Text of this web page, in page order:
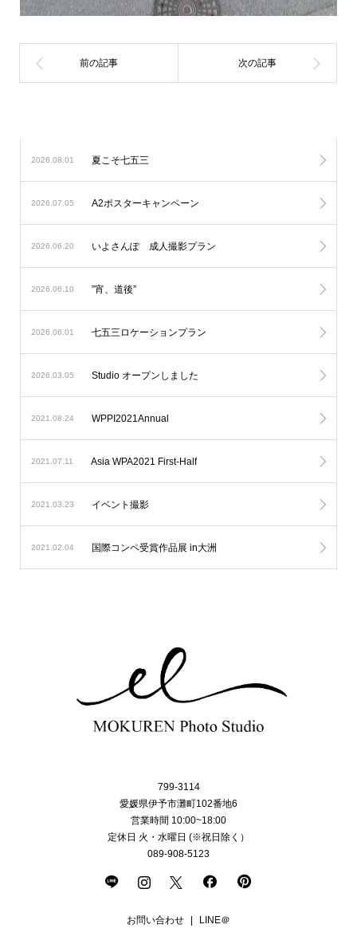
2026.08.01 夏こそ七五三
2026.07.05 A2ポスターキャンペーン
2026.06.20 いよさんぽ 成人撮影プラン
2026.06.10 ”宵、道後”
2026.06.01 七五三ロケーションプラン
2026.03.05 Studio オープンしました
2021.08.24 WPPI2021Annual
2021.07.11 Asia WPA2021 First-Half
2021.03.23 イベント撮影
2021.02.04 国際コンペ受賞作品展 in大洲
799-3114
愛媛県伊予市灘町102番地6
営業時間 10:00~18:00
定休日 火・水曜日 (※祝日除く）
089-908-5123
お問い合わせ LINE＠